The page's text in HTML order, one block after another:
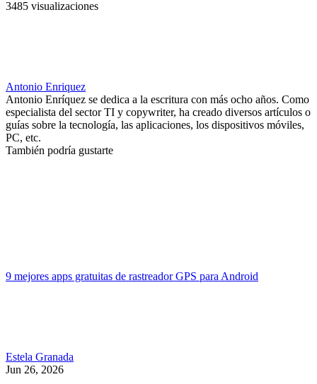
3485 visualizaciones
Antonio Enriquez
Antonio Enríquez se dedica a la escritura con más ocho años. Como
especialista del sector TI y copywriter, ha creado diversos artículos o
guías sobre la tecnología, las aplicaciones, los dispositivos móviles,
PC, etc.
También podría gustarte
9 mejores apps gratuitas de rastreador GPS para Android
Estela Granada
Jun 26, 2026